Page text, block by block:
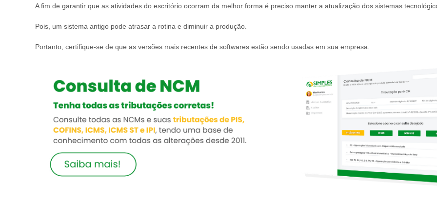
A fim de garantir que as atividades do escritório ocorram da melhor forma é preciso manter a atualização dos sistemas
Pois, um sistema antigo pode atrasar a rotina e diminuir a produção.
Portanto, certifique-se de que as versões mais recentes de softwares estão sendo usadas em sua empresa.